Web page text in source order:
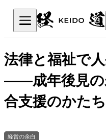
索:
法律と福祉で
――成年後見の
合支援のかたち
経営の余白